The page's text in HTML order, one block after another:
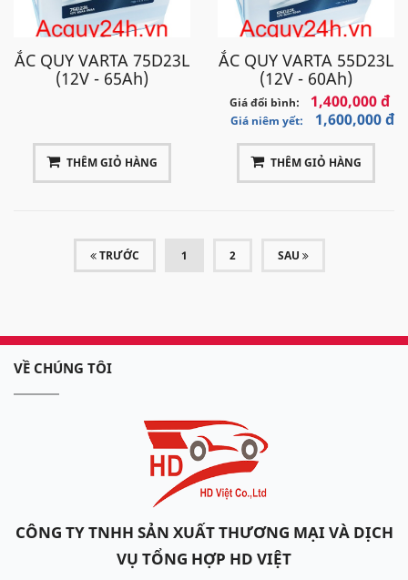
ẮC QUY VARTA 75D23L
(12V - 65Ah)
THÊM GIỎ HÀNG
ẮC QUY VARTA 55D23L
(12V - 60Ah)
Giá đổi bình: 1,400,000 đ
Giá niêm yết: 1,600,000 đ
THÊM GIỎ HÀNG
TRƯỚC 1 (CURRENT)
2 SAU
VỀ CHÚNG TÔI
CÔNG TY TNHH SẢN XUẤT THƯƠNG MẠI VÀ DỊCH
VỤ TỔNG HỢP HD VIỆT